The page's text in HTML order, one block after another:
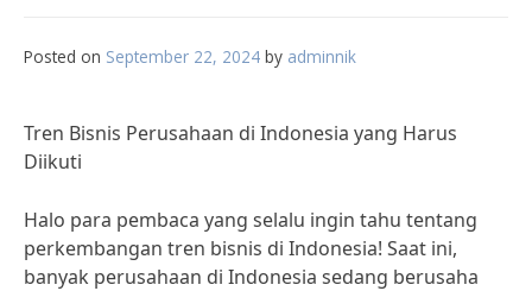
Posted on September 22, 2024 by adminnik
Tren Bisnis Perusahaan di Indonesia yang Harus
Diikuti
Halo para pembaca yang selalu ingin tahu tentang
perkembangan tren bisnis di Indonesia! Saat ini,
banyak perusahaan di Indonesia sedang berusaha